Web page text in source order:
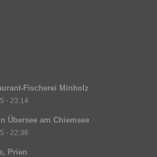
Fischerei Minholz
- 23:14
Übersee am Chiemsee
- 22:36
Prien